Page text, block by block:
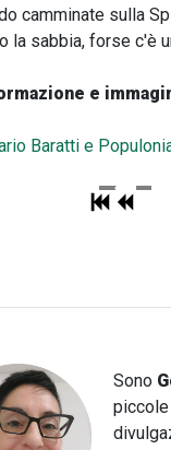
camminate sulla
la sabbia, forse c'è
e
Baratti e
Sono
piccole